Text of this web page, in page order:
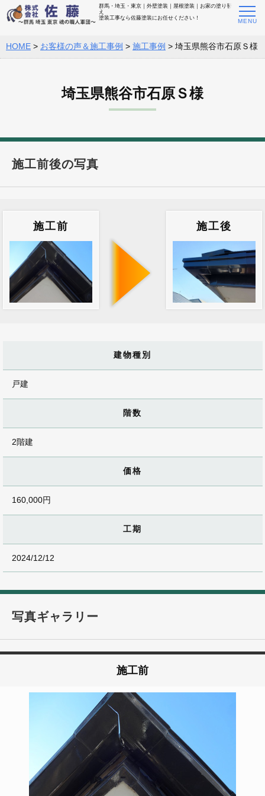
群馬・埼玉・東京｜外壁塗装｜屋根塗装｜お家の塗り替
え
塗装工事なら佐藤塗装にお任せください！
HOME > お客様の声＆施工事例 > 施工事例 > 埼玉県熊谷市石原Ｓ様
埼玉県熊谷市石原Ｓ様
施工前後の写真
施工前 施工後
建物種別
戸建
階数
2階建
価格
160,000円
工期
2024/12/12
写真ギャラリー
施工前